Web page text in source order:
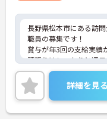
長野県松本市にある訪
職員の募集です！
賞与が年3回の支給実績
頑張りはしっかりと還
全国に複数施設を運営
り、福利厚生も充実して
ご興味のある方には、
に詳細をお話しいたし
さい！
詳細を見る